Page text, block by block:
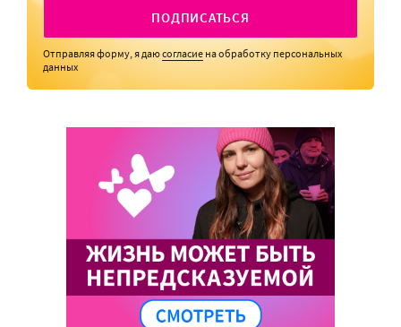
ПОДПИСАТЬСЯ
Отправляя форму, я даюсогласие на обработку персональных
данных